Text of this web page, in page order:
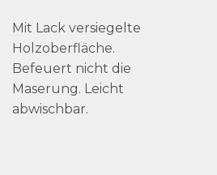
Mit Lack versiegelte
Holzoberfläche.
Befeuert nicht die
Maserung. Leicht
abwischbar.